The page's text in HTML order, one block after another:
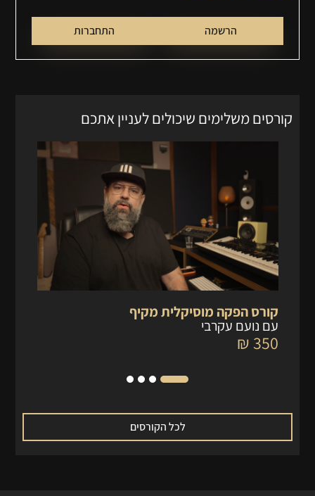
הרשמה התחברות
קורסים משלימים שיכולים לעניין אתכם
קורס הפקה מוסיקלית מקיף
עם נועם עקרבי
350 ₪
לכל הקורסים